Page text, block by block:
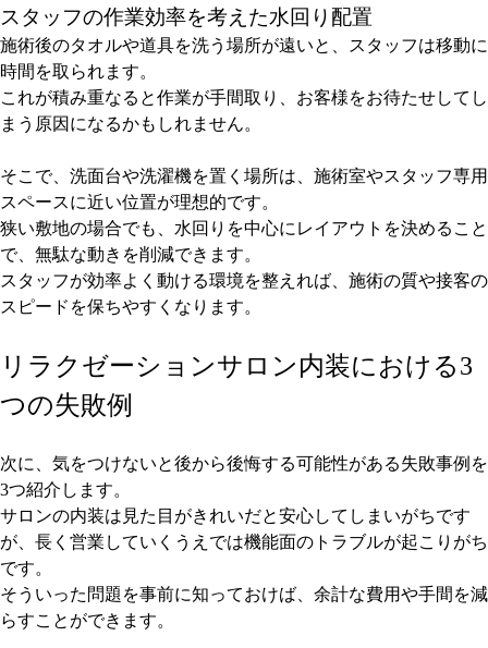
スタッフの作業効率を考えた水回り配置
施術後のタオルや道具を洗う場所が遠いと、スタッフは移動に
時間を取られます。
これが積み重なると作業が手間取り、お客様をお待たせしてし
まう原因になるかもしれません。
そこで、洗面台や洗濯機を置く場所は、施術室やスタッフ専用
スペースに近い位置が理想的です。
狭い敷地の場合でも、水回りを中心にレイアウトを決めること
で、無駄な動きを削減できます。
スタッフが効率よく動ける環境を整えれば、施術の質や接客の
スピードを保ちやすくなります。
リラクゼーションサロン内装における3
つの失敗例
次に、気をつけないと後から後悔する可能性がある失敗事例を
3つ紹介します。
サロンの内装は見た目がきれいだと安心してしまいがちです
が、長く営業していくうえでは機能面のトラブルが起こりがち
です。
そういった問題を事前に知っておけば、余計な費用や手間を減
らすことができます。